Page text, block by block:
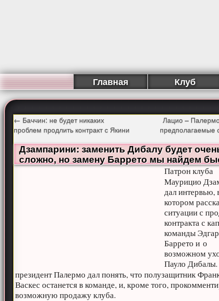
Главная Клуб
← Баччин: не будет никаких
проблем продлить контракт с Якини
Лацио –
предполагаемые
Дзампарини: заменить Дибалу будет
сложно, но замену Баррето мы найдем
Патрон клуба
Маурицио
дал интервью,
котором
ситуации с
контракта с
команды
Баррето и о
возможном
Пауло
президент Палермо дал понять, что полузащитник
Васкес останется в команде, и, кроме того,
возможную продажу клуба.